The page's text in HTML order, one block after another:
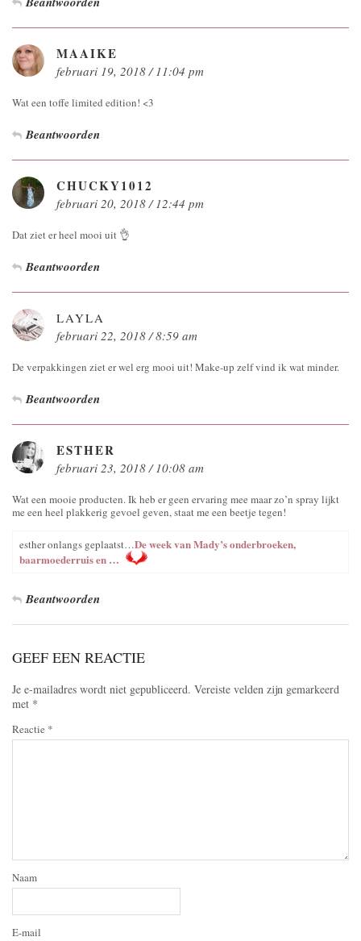
MAAIKE
februari 19, 2018 / 11:04 pm
Wat een toffe limited edition! <3
Beantwoorden
CHUCKY1012
februari 20, 2018 / 12:44 pm
Dat ziet er heel mooi uit 👌
Beantwoorden
LAYLA
februari 22, 2018 / 8:59 am
De verpakkingen ziet er wel erg mooi uit! Make-up zelf vind ik wat minder.
Beantwoorden
ESTHER
februari 23, 2018 / 10:08 am
Wat een mooie producten. Ik heb er geen ervaring mee maar zo’n spray lijkt
me een heel plakkerig gevoel geven, staat me een beetje tegen!
esther onlangs geplaatst…De week van Mady’s onderbroeken,
baarmoederruis en …
Beantwoorden
GEEF EEN REACTIE
Je e-mailadres wordt niet gepubliceerd. Vereiste velden zijn gemarkeerd
met *
Reactie *
Naam
E-mail